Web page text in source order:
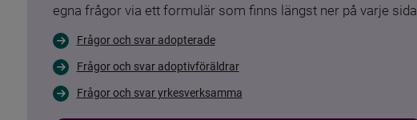
egna frågor via ett formulär som finns längst ner på varje sida.
Frågor och svar adopterade
Frågor och svar adoptivföräldrar
Frågor och svar yrkesverksamma